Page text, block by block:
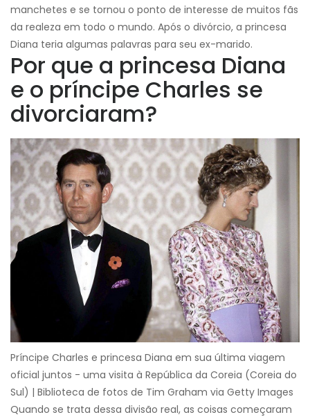
manchetes e se tornou o ponto de interesse de muitos fãs
da realeza em todo o mundo. Após o divórcio, a princesa
Diana teria algumas palavras para seu ex-marido.
Por que a princesa Diana
e o príncipe Charles se
divorciaram?
Príncipe Charles e princesa Diana em sua última viagem
oficial juntos - uma visita à República da Coreia (Coreia do
Sul) | Biblioteca de fotos de Tim Graham via Getty Images
Quando se trata dessa divisão real, as coisas começaram